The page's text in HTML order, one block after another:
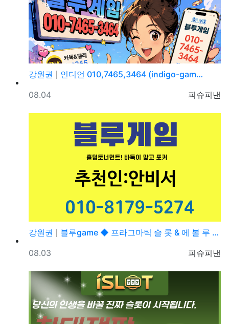
강원권
인디언 010,7465,3464 (indigo-gam…
등록자
피슈피낸
등록일
08.04
강원권
블루game ◆ 프라그마틱 슬 롯 & 에 볼 루 션 ◆…
등록자
피슈피낸
등록일
08.03